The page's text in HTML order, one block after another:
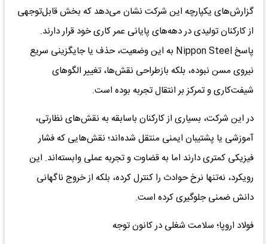
گزارش‌های یکپارچه این شرکت نشان می‌دهد که بخش قابل‌توجهی
از کارکنان تولیدی در دهه‌های پایانی عمر کاری خود قرار دارند.
پاسخ Nippon Steel به این وضعیت، حذف یا جایگزینی سریع
نیروی مسن نبوده، بلکه بازطراحی نقش‌ها، تغییر الگوهای
شیفت‌کاری و تمرکز بر انتقال تجربه بوده است.
در این شرکت، بسیاری از کارکنان باسابقه به نقش‌های نظارتی،
آموزشی یا پشتیبان ایمنی منتقل شده‌اند؛ نقش‌هایی که فشار
فیزیکی کمتری دارند اما به قضاوت و تجربه عملی وابسته‌اند. این
رویکرد، نه‌تنها نرخ حوادث را کنترل کرده، بلکه از خروج ناگهانی
دانش ضمنی جلوگیری کرده است.
فولاد اروپا؛ سلامت شغلی در کانون توجه